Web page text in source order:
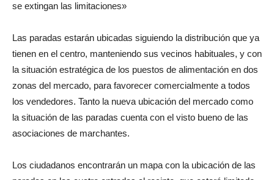
se extingan las limitaciones»
Las paradas estarán ubicadas siguiendo la distribución que ya
tienen en el centro, manteniendo sus vecinos habituales, y con
la situación estratégica de los puestos de alimentación en dos
zonas del mercado, para favorecer comercialmente a todos
los vendedores. Tanto la nueva ubicación del mercado como
la situación de las paradas cuenta con el visto bueno de las
asociaciones de marchantes.
Los ciudadanos encontrarán un mapa con la ubicación de las